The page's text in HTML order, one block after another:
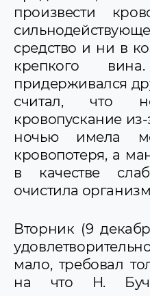
произвести
средство и ни в
крепкого
придерживался
считал, что
кровопускание
ночью имела
кровопотеря, а
в качестве
очистила
Вторник (9
мало, требовал
на что Н.